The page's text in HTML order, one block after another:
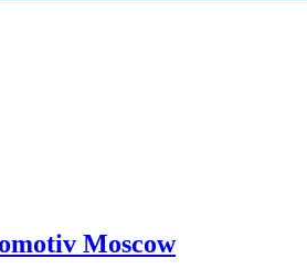
Moscow